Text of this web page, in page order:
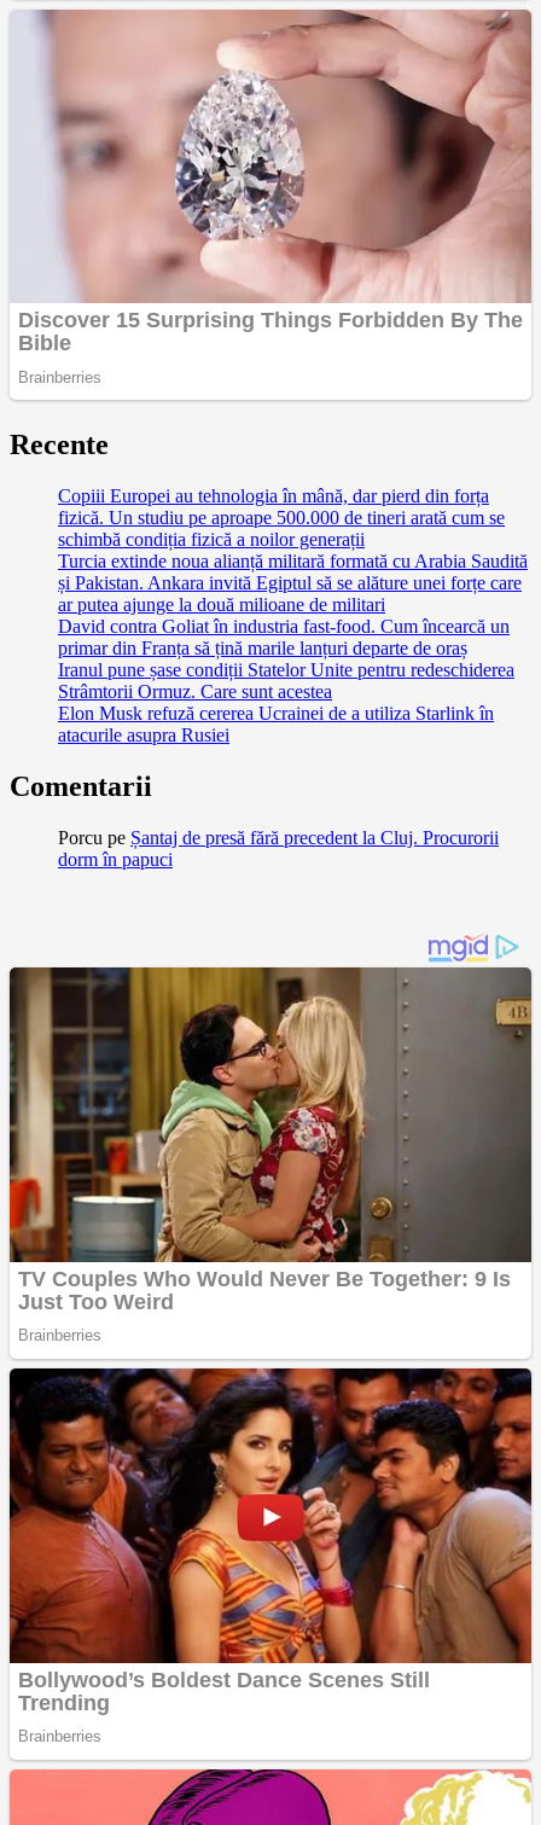
Recente
Copiii Europei au tehnologia în mână, dar pierd din forța
fizică. Un studiu pe aproape 500.000 de tineri arată cum se
schimbă condiția fizică a noilor generații
Turcia extinde noua alianță militară formată cu Arabia Saudită
și Pakistan. Ankara invită Egiptul să se alăture unei forțe care
ar putea ajunge la două milioane de militari
David contra Goliat în industria fast-food. Cum încearcă un
primar din Franța să țină marile lanțuri departe de oraș
Iranul pune șase condiții Statelor Unite pentru redeschiderea
Strâmtorii Ormuz. Care sunt acestea
Elon Musk refuză cererea Ucrainei de a utiliza Starlink în
atacurile asupra Rusiei
Comentarii
Porcu pe Șantaj de presă fără precedent la Cluj. Procurorii
dorm în papuci